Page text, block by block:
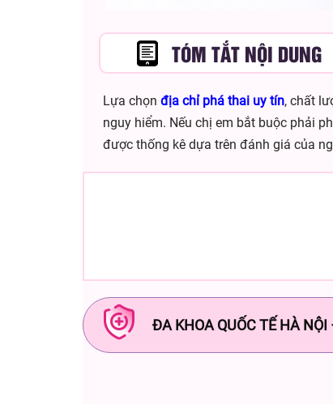
TÓM TẮT NỘI DUNG
Lựa chọn địa chỉ phá thai uy tín, chất
nguy hiểm. Nếu chị em bắt buộc phải
được thống kê dựa trên đánh giá của
ĐA KHOA QUỐC TẾ HÀ